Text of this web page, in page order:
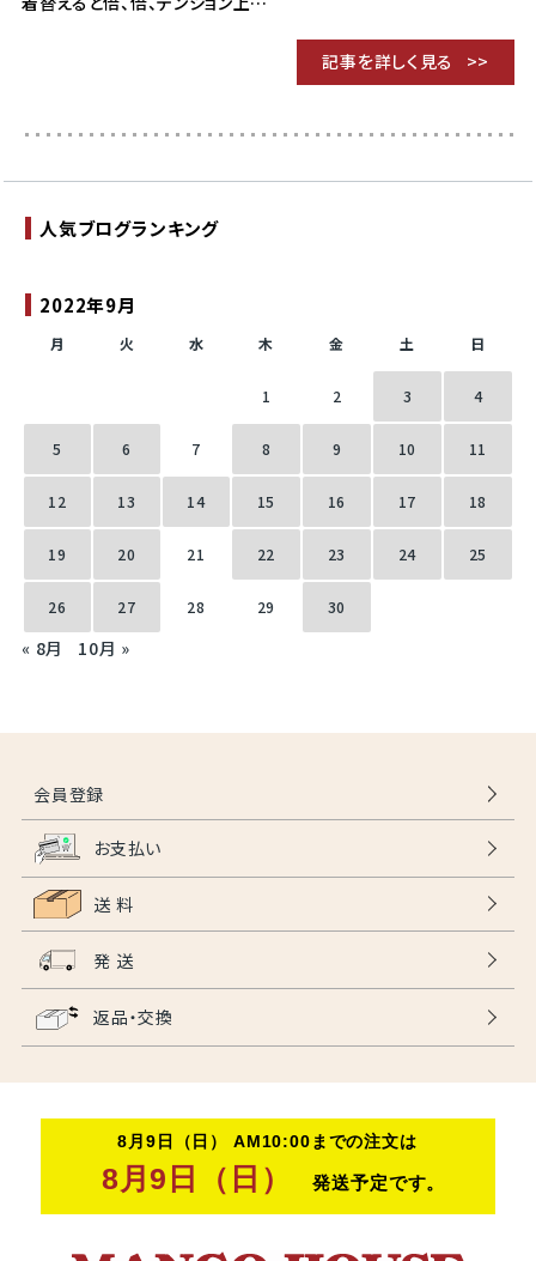
記事を詳しく見る
2022年9月
月 火 水 木 金 土 日
1 2 3 4
5 6 7 8 9 10 11
12 13 14 15 16 17 18
19 20 21 22 23 24 25
26 27 28 29 30
« 8月 10月 »
人気ブログランキング
会員登録
お支払い
送 料
発 送
返品・交換